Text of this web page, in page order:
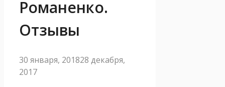
Романенко.
Отзывы
30 января, 201828 декабря,
2017